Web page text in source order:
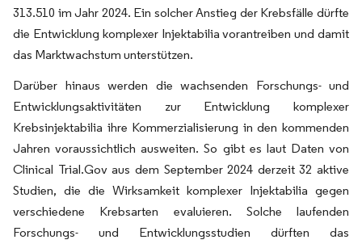
313.510 im Jahr 2024. Ein solcher Anstieg der Krebsfälle dürfte
die Entwicklung komplexer Injektabilia vorantreiben und damit
das Marktwachstum unterstützen.
Darüber hinaus werden die wachsenden Forschungs- und
Entwicklungsaktivitäten zur Entwicklung komplexer
Krebsinjektabilia ihre Kommerzialisierung in den kommenden
Jahren voraussichtlich ausweiten. So gibt es laut Daten von
Clinical Trial.Gov aus dem September 2024 derzeit 32 aktive
Studien, die die Wirksamkeit komplexer Injektabilia gegen
verschiedene Krebsarten evaluieren. Solche laufenden
Forschungs- und Entwicklungsstudien dürften das